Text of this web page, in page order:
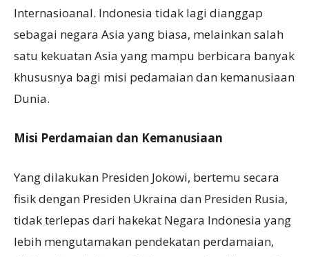
Internasioanal. Indonesia tidak lagi dianggap
sebagai negara Asia yang biasa, melainkan salah
satu kekuatan Asia yang mampu berbicara banyak
khususnya bagi misi pedamaian dan kemanusiaan
Dunia.
Misi Perdamaian dan Kemanusiaan
Yang dilakukan Presiden Jokowi, bertemu secara
fisik dengan Presiden Ukraina dan Presiden Rusia,
tidak terlepas dari hakekat Negara Indonesia yang
lebih mengutamakan pendekatan perdamaian,